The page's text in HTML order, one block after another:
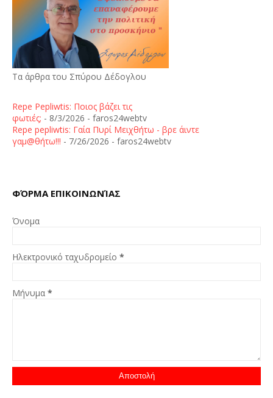
Τα άρθρα του Σπύρου Δέδογλου
Repe Pepliwtis: Ποιος βάζει τις
φωτιές; - 8/3/2026 - faros24webtv
Repe pepliwtis: Γαία Πυρί Μειχθήτω - βρε άιντε
γαμ@θήτω!!! - 7/26/2026 - faros24webtv
ΦΌΡΜΑ ΕΠΙΚΟΙΝΩΝΊΑΣ
Όνομα
Ηλεκτρονικό ταχυδρομείο *
Μήνυμα *